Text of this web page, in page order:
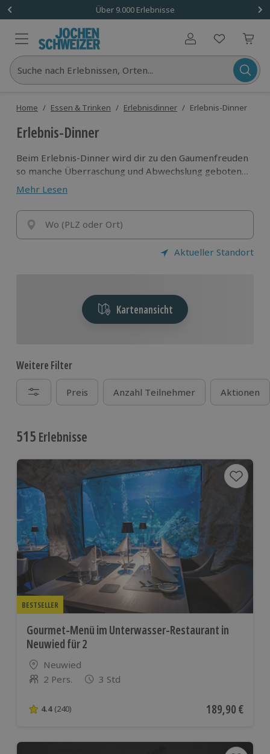
Über 9.000 Erlebnisse
Benutzerkonto
Suche nach Erlebnissen, Orten...
Home / Essen & Trinken / Erlebnisdinner / Erlebnis-Dinner
Erlebnis-Dinner
Beim Erlebnis-Dinner wird dir zu den Gaumenfreuden
so manche Überraschung und Abwechslung geboten.
Die Auswahl reicht vom romantischen Candle Light
Dinner, Dinner im Maisfeld übers Dinner im Dunkeln
bis zum ausufernden Rittergelage. So kommen beim
Erlebnis-Dinner alle Sinne auf ihre Kosten.
Mehr Lesen
Wo (PLZ oder Ort)
Aktueller Standort
Kartenansicht
Weitere Filter
Preis Anzahl Teilnehmer Aktionen
515 Erlebnisse
BESTSELLER
Gourmet-Menü im Unterwasser-Restaurant in
Neuwied für 2
Standort
Neuwied
Anzahl der Teilnehmer
2 Pers. 3 Std
4.4 von 5 Sternen basierend auf 240 Bewertungen
4.4 (240) Aktueller Preis
189,90 €